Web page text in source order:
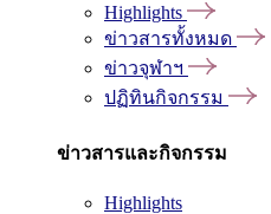
Highlights
ข่าวสารทั้งหมด
ข่าวจุฬาฯ
ปฏิทินกิจกรรม
ข่าวสารและกิจกรรม
Highlights